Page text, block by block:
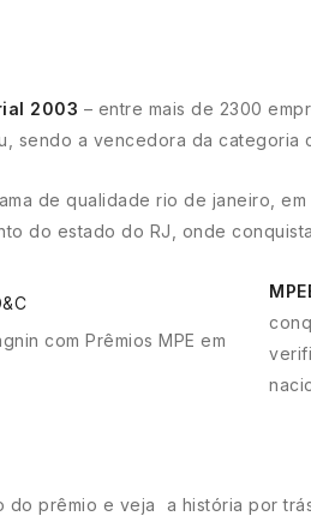
2003 – entre mais de 2300
sendo a vencedora da
de qualidade rio de janeiro,
do estado do RJ, onde
com Prêmios MPE em
do prêmio e veja a história por